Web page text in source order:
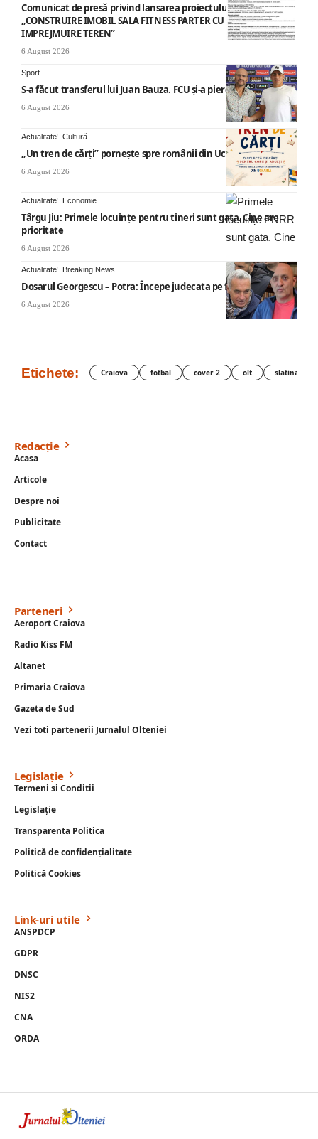
Comunicat de presă privind lansarea proiectului cu titlul
„CONSTRUIRE IMOBIL SALA FITNESS PARTER CU SUPANTA SI
IMPREJMUIRE TEREN”
6 August 2026
Sport
S-a făcut transferul lui Juan Bauza. FCU și-a pierdut vedeta
6 August 2026
Actualitate Cultură
„Un tren de cărți” pornește spre românii din Ucraina
6 August 2026
Actualitate Economie
Târgu Jiu: Primele locuințe pentru tineri sunt gata. Cine are
prioritate
6 August 2026
Actualitate Breaking News
Dosarul Georgescu – Potra: Începe judecata pe fond
6 August 2026
Etichete: Craiova fotbal cover 2 olt slatina
Redacție
Acasa
Articole
Despre noi
Publicitate
Contact
Parteneri
Aeroport Craiova
Radio Kiss FM
Altanet
Primaria Craiova
Gazeta de Sud
Vezi toti partenerii Jurnalul Olteniei
Legislație
Termeni si Conditii
Legislație
Transparenta Politica
Politică de confidențialitate
Politică Cookies
Link-uri utile
ANSPDCP
GDPR
DNSC
NIS2
CNA
ORDA